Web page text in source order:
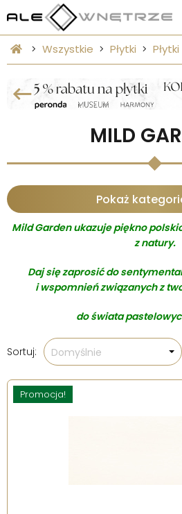
Wszystkie Płytki
MILD
Pokaż
Mild Garden ukazuje piękno
z natury.
Daj się zaprosić do
i wspomnień związanych z
do świata
Sortuj: Domyślnie
Promocja!